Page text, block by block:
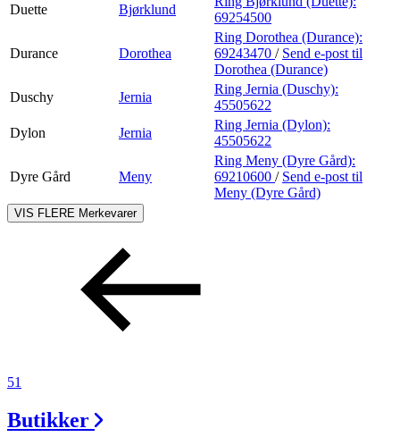
Duette
Bjørklund
69254500
Durance Dorothea
Ring Dorothea (Durance):
69243470 / Send e-post til
Dorothea (Durance)
Duschy
Jernia
Ring Jernia (Duschy):
45505622
Dylon
Jernia
Ring Jernia (Dylon):
45505622
Dyre Gård Meny
Ring Meny (Dyre Gård):
69210600 / Send e-post til
Meny (Dyre Gård)
VIS FLERE Merkevarer
51
Butikker